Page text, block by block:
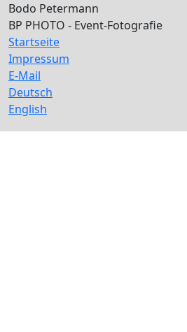
Bodo Petermann
BP PHOTO - Event-Fotografie
Startseite
Impressum
E-Mail
Deutsch
English